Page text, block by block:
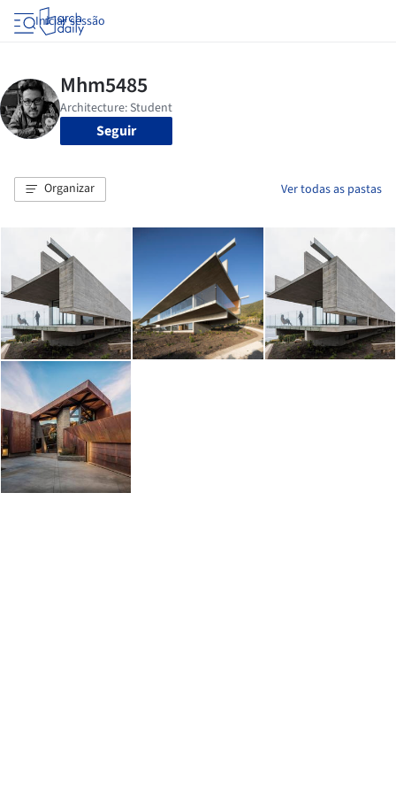
Iniciar sessão
Seguir
Organizar Ver todas as pastas